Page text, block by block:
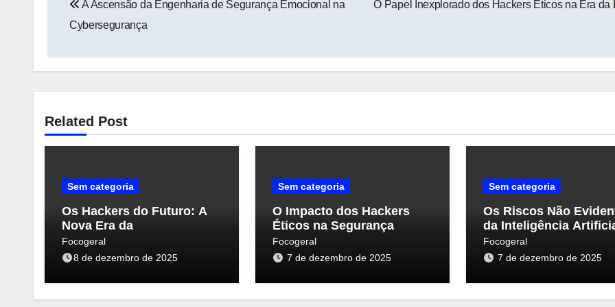
de
A Ascensão da Engenharia de Segurança Emocional na
Cybersegurança
O Papel Inexplorado dos Hackers Éticos na Era da
Related Post
Sem categoria
Os Hackers do Futuro: A
Nova Era da
Cybersegurança e suas
Ameaças
Focogeral
8 de dezembro de 2025
Sem categoria
O Impacto dos Hackers
Éticos na Segurança
Cibernética: Uma Nova
Perspectiva
Focogeral
7 de dezembro de 2025
Sem categoria
Os Riscos Não
da Inteligência
Segurança Cibernética
Focogeral
7 de dezembro de 2025